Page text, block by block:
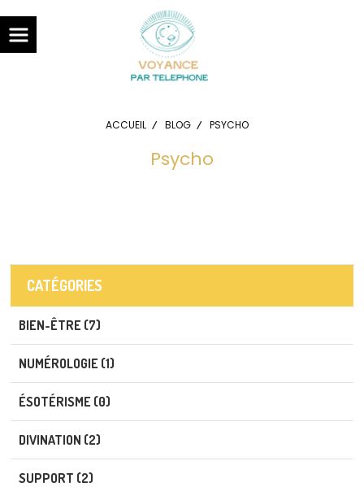
ACCUEIL BLOG PSYCHO
Psycho
CATÉGORIES
BIEN-ÊTRE (7)
NUMÉROLOGIE (1)
ÉSOTÉRISME (0)
DIVINATION (2)
SUPPORT (2)